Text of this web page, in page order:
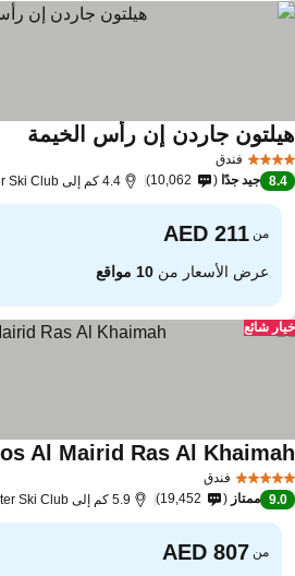
فندق
جاردن إن رأس الخيمة
8.4 جيد جدًا 10,062 4.4 كم إلى Ras Al-Khaimah Water Ski Club
من
عرض الأسعار من10 مواقع
شائع
فندق
Al Mairid Ras Al
9.0 ممتاز 19,452 5.9 كم إلى Ras Al-Khaimah Water Ski Club
من